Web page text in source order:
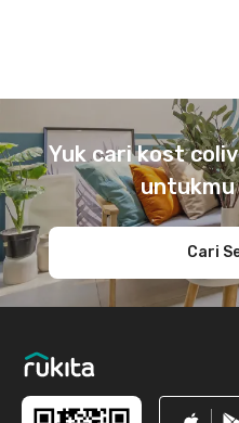
Yuk cari kost
untukmu
Cari